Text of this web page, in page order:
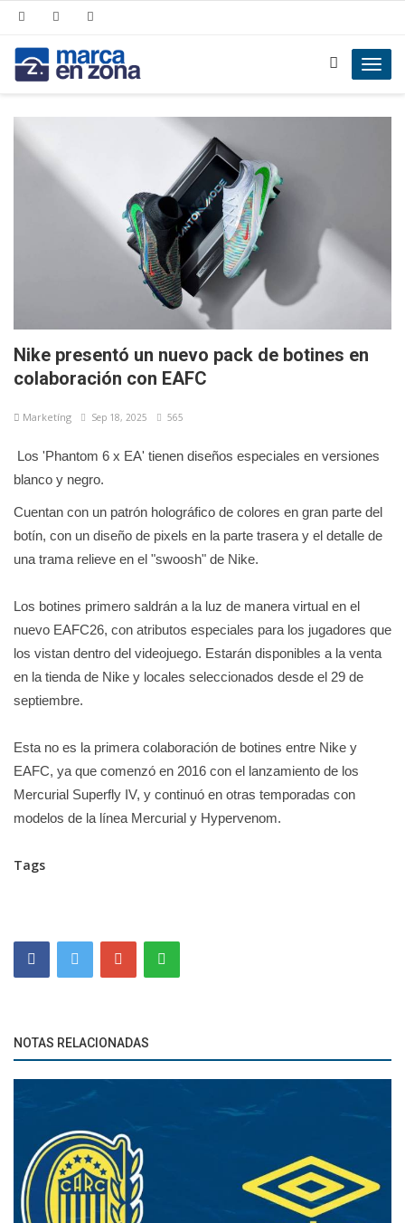
Nike presentó un nuevo pack de botines en
colaboración con EAFC
Marketíng Sep 18, 2025 565
Los 'Phantom 6 x EA' tienen diseños especiales en versiones
blanco y negro.
Cuentan con un patrón holográfico de colores en gran parte del
botín, con un diseño de pixels en la parte trasera y el detalle de
una trama relieve en el "swoosh" de Nike.
Los botines primero saldrán a la luz de manera virtual en el
nuevo EAFC26, con atributos especiales para los jugadores que
los vistan dentro del videojuego. Estarán disponibles a la venta
en la tienda de Nike y locales seleccionados desde el 29 de
septiembre.
Esta no es la primera colaboración de botines entre Nike y
EAFC, ya que comenzó en 2016 con el lanzamiento de los
Mercurial Superfly IV, y continuó en otras temporadas con
modelos de la línea Mercurial y Hypervenom.
Tags
NOTAS RELACIONADAS